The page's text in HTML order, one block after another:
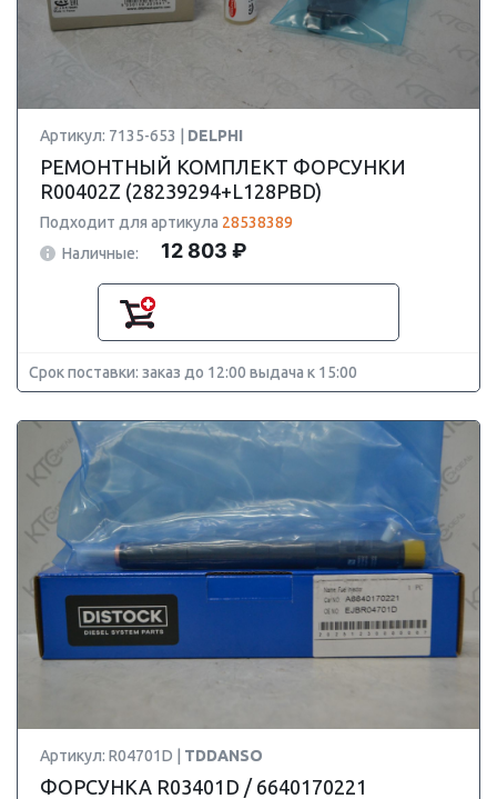
Артикул: 7135-653 | DELPHI
РЕМОНТНЫЙ КОМПЛЕКТ ФОРСУНКИ
R00402Z (28239294+L128PBD)
Подходит для артикула 28538389
Наличные:
12 803 ₽
Срок поставки: заказ до 12:00 выдача к 15:00
Артикул: R04701D | TDDANSO
ФОРСУНКА R03401D / 6640170221